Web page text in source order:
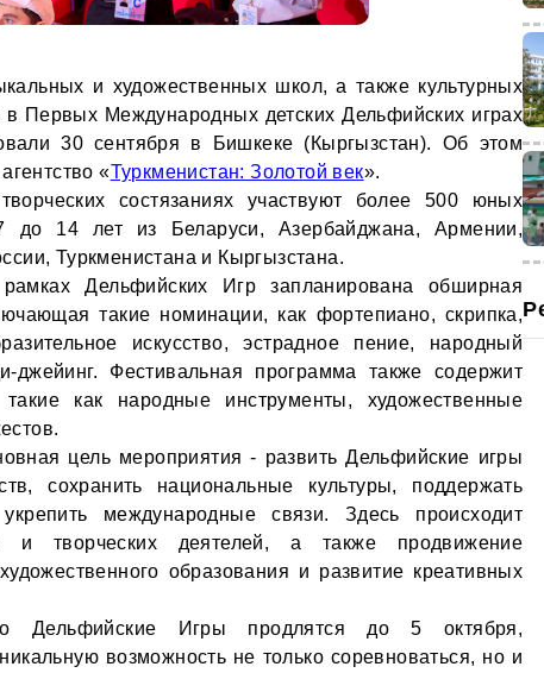
и художественных школ, а также культурных
в Первых Международных детских Дельфийских играх
30 сентября в Бишкеке (Кыргызстан). Об этом
«Туркменистан: Золотой век».
состязаниях участвуют более 500 юных
до 14 лет из Беларуси, Азербайджана, Армении,
Туркменистана и Кыргызстана.
Дельфийских Игр запланирована обширная
такие номинации, как фортепиано, скрипка,
искусство, эстрадное пение, народный
джейинг. Фестивальная программа также содержит
как народные инструменты, художественные
цель мероприятия - развить Дельфийские игры
сохранить национальные культуры, поддержать
международные связи. Здесь происходит
и творческих деятелей, а также продвижение
образования и развитие креативных
Дельфийские Игры продлятся до 5 октября,
возможность не только соревноваться, но и